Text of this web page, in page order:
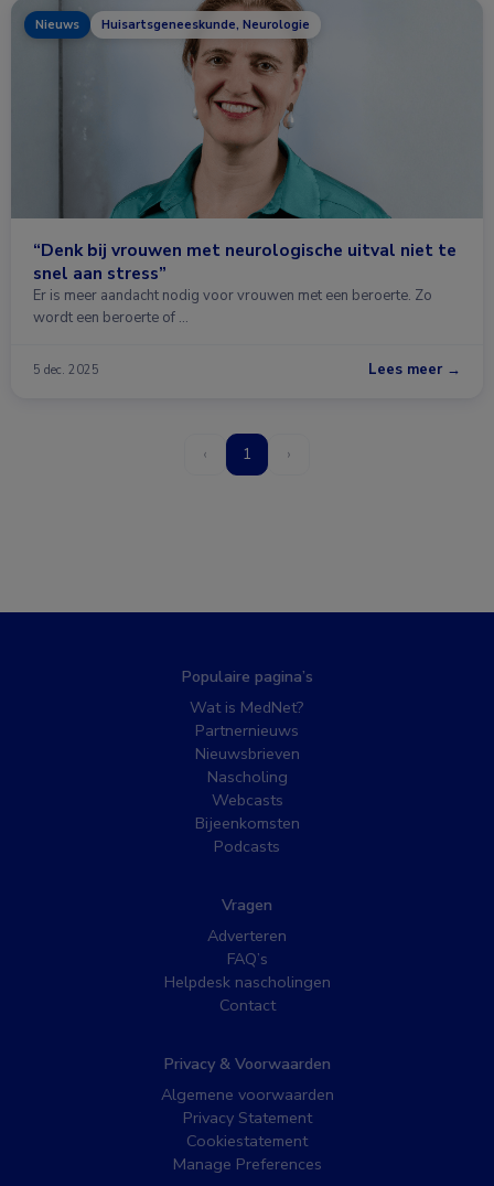
Nieuws Huisartsgeneeskunde, Neurologie
“Denk bij vrouwen met neurologische uitval niet te
snel aan stress”
Er is meer aandacht nodig voor vrouwen met een beroerte. Zo
wordt een beroerte of …
5 dec. 2025 Lees meer →
‹ 1 ›
Populaire pagina’s
Wat is MedNet?
Partnernieuws
Nieuwsbrieven
Nascholing
Webcasts
Bijeenkomsten
Podcasts
Vragen
Adverteren
FAQ’s
Helpdesk nascholingen
Contact
Privacy & Voorwaarden
Algemene voorwaarden
Privacy Statement
Cookiestatement
Manage Preferences